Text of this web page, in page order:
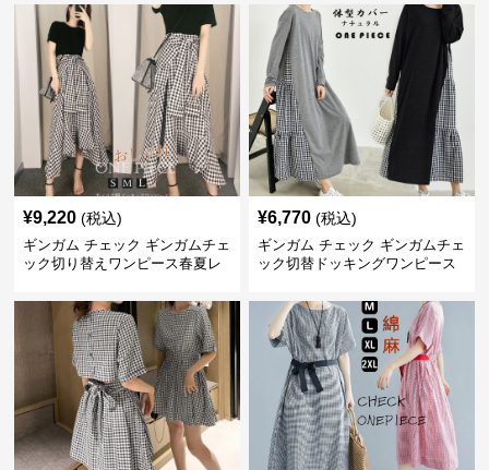
¥9,220 (税込)
ギンガム チェック ギンガムチェ
ック切り替えワンピース春夏レ
¥6,770 (税込)
ギンガム チェック ギンガムチェ
ック切替ドッキングワンピース